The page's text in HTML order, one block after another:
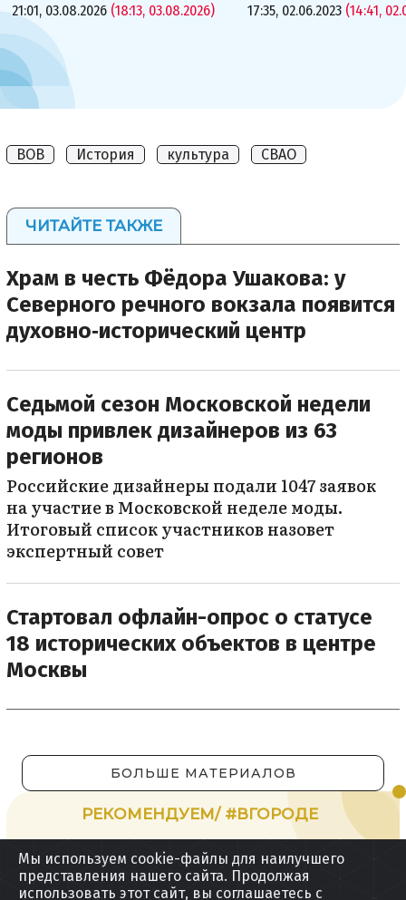
21:01, 03.08.2026 (18:13, 03.08.2026) 17:35, 02.06.2023 (14:41,
ВОВ История культура СВАО
ЧИТАЙТЕ ТАКЖЕ
Храм в честь Фёдора Ушакова: у
Северного речного вокзала появится
духовно‑исторический центр
Седьмой сезон Московской недели
моды привлек дизайнеров из 63
регионов
Российские дизайнеры подали 1047 заявок
на участие в Московской неделе моды.
Итоговый список участников назовет
экспертный совет
Стартовал офлайн-опрос о статусе
18 исторических объектов в центре
Москвы
БОЛЬШЕ МАТЕРИАЛОВ
РЕКОМЕНДУЕМ/ #ВГОРОДЕ
Мари Краймбрери, группа "Винтаж" и
Мы используем cookie-файлы для наилучшего
представления нашего сайта. Продолжая
использовать этот сайт, вы соглашаетесь с